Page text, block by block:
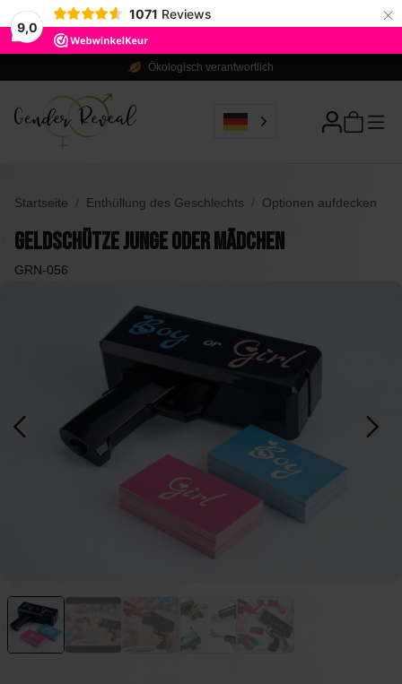
9,0
1071 Reviews ×
Ökologisch verantwortlich
Startseite Enthüllung des Geschlechts Optionen aufdecken
Geldschütze Junge oder Mädchen
GRN-056